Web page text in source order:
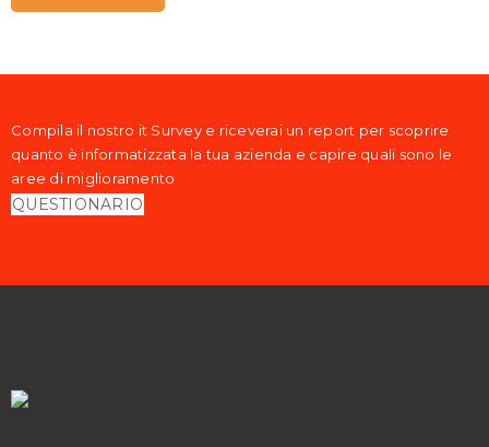
Compila il nostro it Survey e riceverai un report per scoprire
quanto è informatizzata la tua azienda e capire quali sono le
aree di miglioramento
QUESTIONARIO